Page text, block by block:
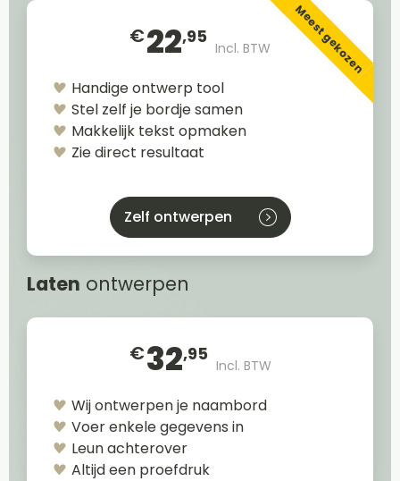
€22,95
Incl. BTW Meest gekozen
Handige ontwerp tool
Stel zelf je bordje samen
Makkelijk tekst opmaken
Zie direct resultaat
Zelf ontwerpen
Laten ontwerpen
€32,95
Incl. BTW
Wij ontwerpen je naambord
Voer enkele gegevens in
Leun achterover
Altijd een proefdruk